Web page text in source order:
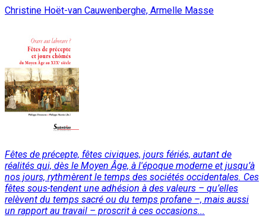
Christine Hoët-van Cauwenberghe, Armelle Masse
Fêtes de précepte, fêtes civiques, jours fériés, autant de
réalités qui, dès le Moyen Âge, à l'époque moderne et jusqu’à
nos jours, rythmèrent le temps des sociétés occidentales. Ces
fêtes sous-tendent une adhésion à des valeurs – qu’elles
relèvent du temps sacré ou du temps profane –, mais aussi
un rapport au travail – proscrit à ces occasions...